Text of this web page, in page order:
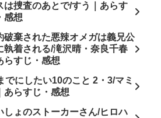
は捜査のあとで/すう｜あらす
感想
破棄された悪辣オメガは義兄公
執着される/滝沢晴・奈良千春
らすじ・感想
でにしたい10のこと 2・3/マミ
あらすじ・感想
しょのストーカーさん/ヒロハ